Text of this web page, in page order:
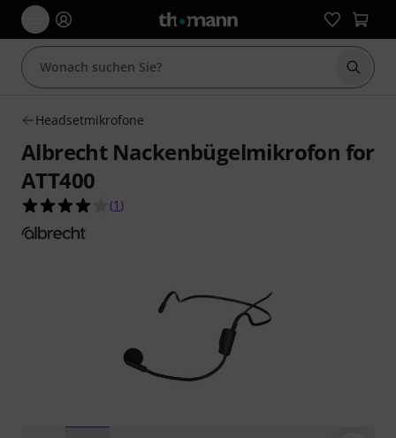
Suche
Headsetmikrofone
Albrecht Nackenbügelmikrofon for
ATT400
4.0 von 5 Sternen aus 1 Kundenbewertungen
(1 )